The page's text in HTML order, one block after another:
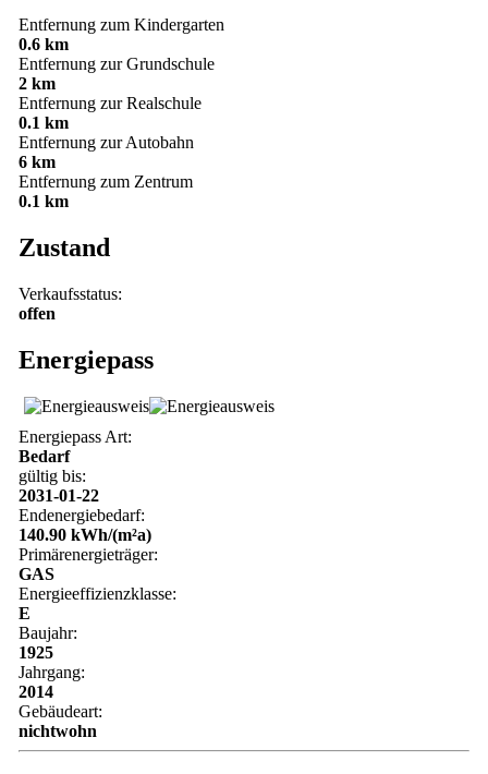
Entfernung zum Kindergarten
0.6 km
Entfernung zur Grundschule
2 km
Entfernung zur Realschule
0.1 km
Entfernung zur Autobahn
6 km
Entfernung zum Zentrum
0.1 km
Zustand
Verkaufsstatus:
offen
Energiepass
Energiepass Art:
Bedarf
gültig bis:
2031-01-22
Endenergiebedarf:
140.90 kWh/(m²a)
Primärenergieträger:
GAS
Energieeffizienzklasse:
E
Baujahr:
1925
Jahrgang:
2014
Gebäudeart:
nichtwohn